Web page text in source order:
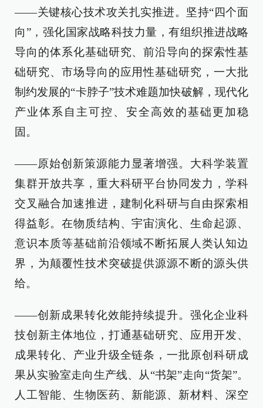
——关键核心技术攻关扎实推进。坚持“四个面
向”，强化国家战略科技力量，有组织推进战略
导向的体系化基础研究、前沿导向的探索性基
础研究、市场导向的应用性基础研究，一大批
制约发展的“卡脖子”技术难题加快破解，现代化
产业体系自主可控、安全高效的基础更加稳
固。
——原始创新策源能力显著增强。大科学装置
集群开放共享，重大科研平台协同发力，学科
交叉融合加速推进，建制化科研与自由探索相
得益彰。在物质结构、宇宙演化、生命起源、
意识本质等基础前沿领域不断拓展人类认知边
界，为颠覆性技术突破提供源源不断的源头供
给。
——创新成果转化效能持续提升。强化企业科
技创新主体地位，打通基础研究、应用开发、
成果转化、产业升级全链条，一批原创科研成
果从实验室走向生产线、从“书架”走向“货架”。
人工智能、生物医药、新能源、新材料、深空